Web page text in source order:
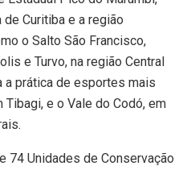
Curitiba e a região
o Salto São Francisco,
e Turvo, na região Central
a prática de esportes mais
Tibagi, e o Vale do Codó, em
74 Unidades de Conservação